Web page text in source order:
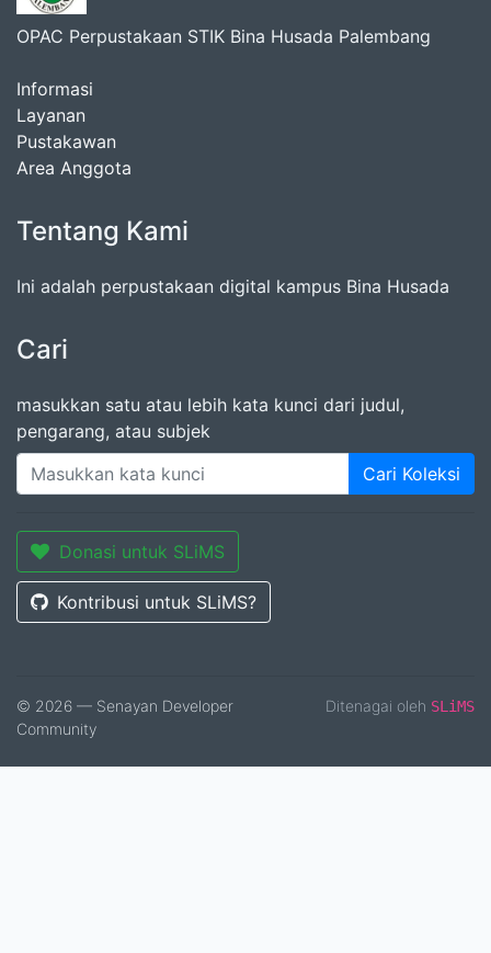
OPAC Perpustakaan STIK Bina Husada Palembang
Informasi
Layanan
Pustakawan
Area Anggota
Tentang Kami
Ini adalah perpustakaan digital kampus Bina Husada
Cari
masukkan satu atau lebih kata kunci dari judul,
pengarang, atau subjek
Cari Koleksi
Donasi untuk SLiMS
Kontribusi untuk SLiMS?
© 2026 — Senayan Developer
Community
Ditenagai oleh SLiMS